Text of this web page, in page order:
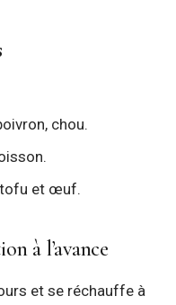
chou.
tofu et œuf.
à l’avance
et se réchauffe à